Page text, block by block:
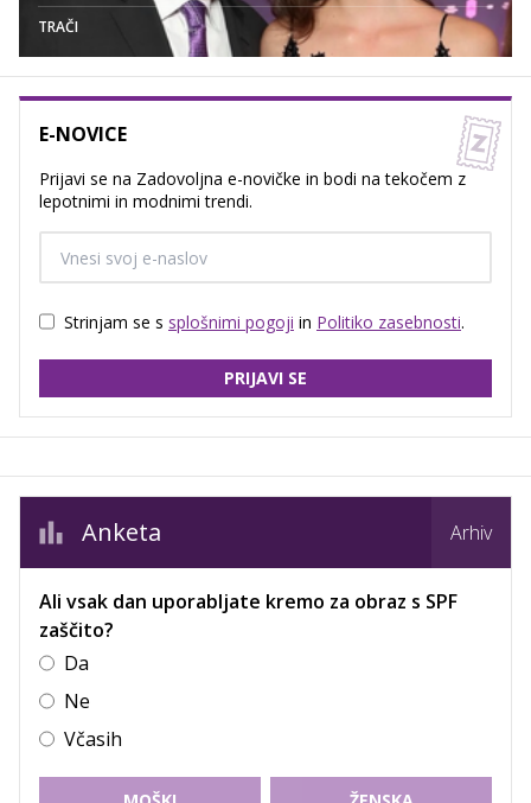
TRAČI
E-NOVICE
Prijavi se na Zadovoljna e-novičke in bodi na tekočem z
lepotnimi in modnimi trendi.
Strinjam se s splošnimi pogoji in Politiko zasebnosti.
PRIJAVI SE
Anketa Arhiv
Ali vsak dan uporabljate kremo za obraz s SPF
zaščito?
Da
Ne
Včasih